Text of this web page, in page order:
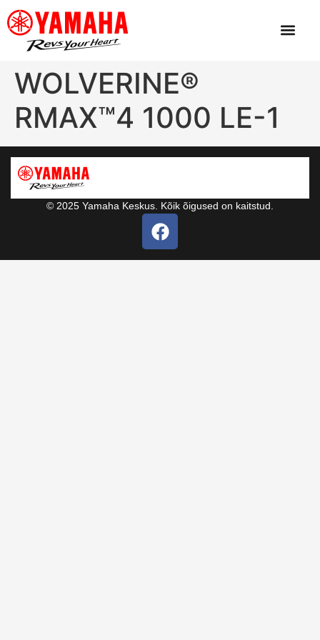
WOLVERINE®
RMAX™4 1000 LE-1
© 2025 Yamaha Keskus. Kõik õigused on kaitstud.